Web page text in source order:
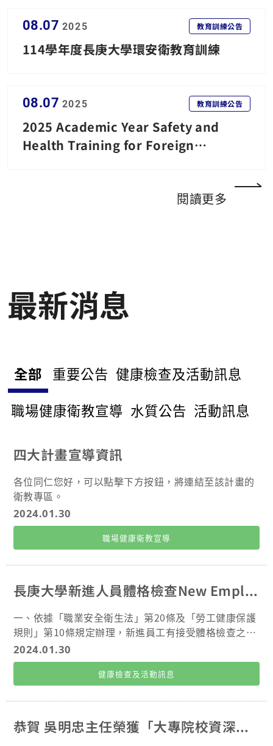
時定點作清運，未依照尖銳固體廢棄物置放原則與逾時
者，恕不協助處理。 廢棄物清運 一、說明： 1. 環安室
辦理清運物為實驗室產出之固體廢棄物包含不鏽鋼針頭
但不包含放射性物質、化學藥品罐、化學藥瓶與化學廢
紅色感染性滅菌袋，(若有針筒收集盒也可直接放入)第二
層以堅硬紙箱盛裝(大小勿過大)，若紙箱小(為第一層包
稱、負責人、分機、代碼C0599、重量、廢棄日期)周邊
黏貼牢固，並填寫清運表單，紙箱口或袋口暫勿封口，
需滅菌者請至7樓滅菌室滅菌完成,完成2層包裝後公告日
清運。 二、清運日期：環安室網頁公告，每月1次清
運。 三、清運地點：第一醫學大學B1冷房前。 四、請
員受傷該實驗室自行承擔法律責任。
08.07 2025 教育訓練公告
114學年度長庚大學環安衛教育訓練
08.07 2025 教育訓練公告
2025 Academic Year Safety and
Health Training for Foreign
閱讀更多
最新消息
全部 重要公告 健康檢查及活動訊息
職場健康衛教宣導 水質公告 活動訊息
四大計畫宣導資訊
各位同仁您好，可以點擊下方按鈕，將連結至該計畫的
衛教專區。
2024.01.30
職場健康衛教宣導
長庚大學新進人員體格檢查New Employee Physical Examination
一、依據「職業安全衛生法」第20條及「勞工健康保護
規則」第10條規定辦理，新進員工有接受體格檢查之義
務。 二、新進人員體格檢查說明： (一) 體格檢查
前： 1. 填寫基本資料 https://forms.gle/Hsme8
件) (二) 體格檢查： 1. 自行至中央衛生主管
機關認可「勞工體格及健康檢查認可醫療機構」完成。
2. 體格檢查費用全額由教職員工自付。 3.
體格檢查需包含以下項目：(建議可攜帶體檢須知前往醫
2024.01.30
健康檢查及活動訊息
恭賀 吳明忠主任榮獲「大專院校資深環境安全衛生業務主管」！